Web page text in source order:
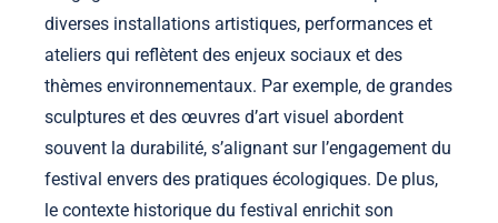
diverses installations artistiques, performances et
ateliers qui reflètent des enjeux sociaux et des
thèmes environnementaux. Par exemple, de grandes
sculptures et des œuvres d’art visuel abordent
souvent la durabilité, s’alignant sur l’engagement du
festival envers des pratiques écologiques. De plus,
le contexte historique du festival enrichit son